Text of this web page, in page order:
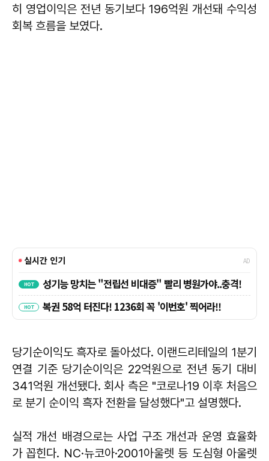
히 영업이익은 전년 동기보다 196억원 개선돼 수익성
회복 흐름을 보였다.
당기순이익도 흑자로 돌아섰다. 이랜드리테일의 1분기
연결 기준 당기순이익은 22억원으로 전년 동기 대비
341억원 개선됐다. 회사 측은 "코로나19 이후 처음으
로 분기 순이익 흑자 전환을 달성했다"고 설명했다.
실적 개선 배경으로는 사업 구조 개선과 운영 효율화
가 꼽힌다. NC·뉴코아·2001아울렛 등 도심형 아울렛